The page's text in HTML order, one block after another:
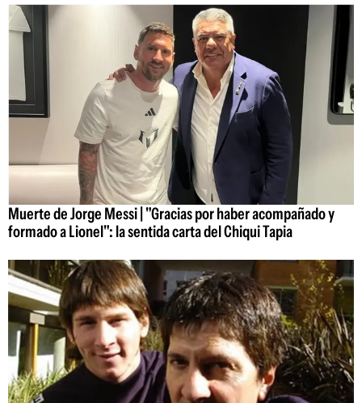
Muerte de Jorge Messi | "Gracias por haber acompañado y
formado a Lionel": la sentida carta del Chiqui Tapia